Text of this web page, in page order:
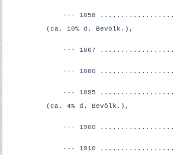
--- 1858
(ca. 10% d. Bevölk.),
--- 1867
--- 1880
--- 1895
(ca. 4% d. Bevölk.),
--- 1900
--- 1910